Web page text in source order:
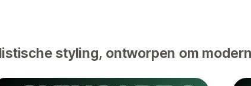
styling, ontworpen om